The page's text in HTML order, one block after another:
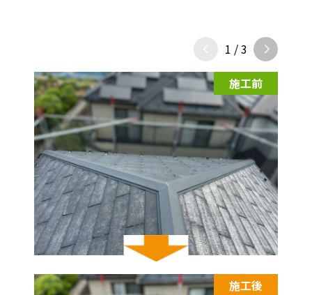
施工前
施工後
施工前
施工後
施工前
施工後
1 /3